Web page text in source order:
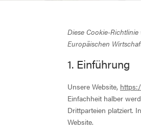
Diese Cookie-
Europäischen
1. Einführung
Unsere Website,
Einfachheit halber
Drittparteien platziert.
Website.